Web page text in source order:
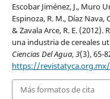
Escobar Jiménez, J., Muro
Espinoza, R. M., Díaz Nava,
& Zavala Arce, R. E.
una industria de cereales
Ciencias Del Agua,3(3), 65-
https://
Más formatos de cita